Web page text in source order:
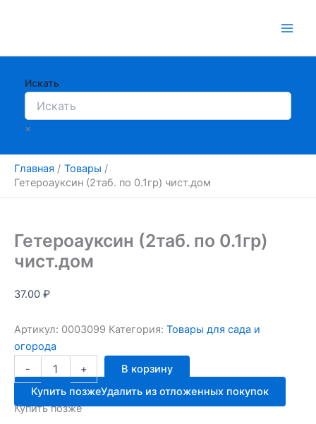
Искать
×
Главная
Товары
Гетероауксин (2таб. по 0.1гр) чист.дом
Гетероауксин (2таб. по 0.1гр)
чист.дом
37.00 ₽
Артикул: 0003099 Категория: Товары для сада и
огорода
-
Количество
товара
Гетероауксин
(2таб.
по
+
В корзину
Купить позжеУдалить из отложенных покупок
Купить позже